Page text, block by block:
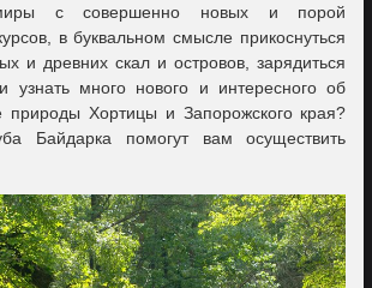
миры с совершенно новых и порой
в буквальном смысле прикоснуться
и древних скал и островов, зарядиться
узнать много нового и интересного об
природы Хортицы и Запорожского края?
Байдарка помогут вам осуществить